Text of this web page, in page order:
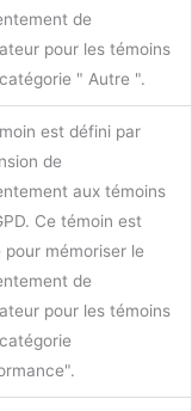
de
pour les témoins
" Autre ".
est défini par
de
aux témoins
Ce témoin est
pour mémoriser le
de
pour les témoins